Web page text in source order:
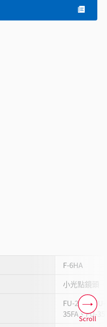
F-6HA
小光點鏡頭
FU-21X、
35FA、FU-
Scroll